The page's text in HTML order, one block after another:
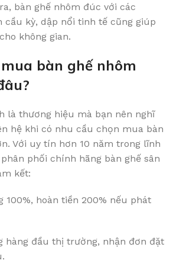
bàn ghế nhôm đúc với các
cầu kỳ, dập nổi tinh tế cũng giúp
không gian.
bàn ghế nhôm
là thương hiệu mà bạn nên nghĩ
hệ khi có nhu cầu chọn mua bàn
Với uy tín hơn 10 năm trong lĩnh
phối chính hãng bàn ghế sân
kết:
100%, hoàn tiền 200% nếu phát
hàng đầu thị trường, nhận đơn đặt